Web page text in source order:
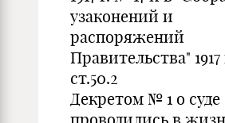
узаконений и
распоряжений
Правительства"
ст.50.2
Декретом № 1 о суде